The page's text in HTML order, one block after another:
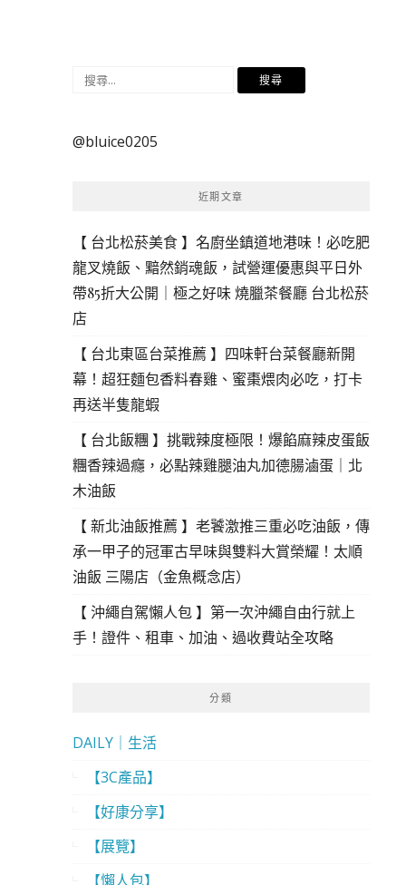
搜
鍵
@bluice0205
近期文章
【 台北松菸美食 】名廚坐鎮道地港味！必吃肥
龍叉燒飯、黯然銷魂飯，試營運優惠與平日外
帶85折大公開｜極之好味 燒臘茶餐廳 台北松菸
店
【 台北東區台菜推薦 】四味軒台菜餐廳新開
幕！超狂麵包香料春雞、蜜棗煨肉必吃，打卡
再送半隻龍蝦
【 台北飯糰 】挑戰辣度極限！爆餡麻辣皮蛋飯
糰香辣過癮，必點辣雞腿油丸加德腸滷蛋｜北
木油飯
【 新北油飯推薦 】老饕激推三重必吃油飯，傳
承一甲子的冠軍古早味與雙料大賞榮耀！太順
油飯 三陽店（金魚概念店）
【 沖繩自駕懶人包 】第一次沖繩自由行就上
手！證件、租車、加油、過收費站全攻略
分類
DAILY｜生活
【3C產品】
【好康分享】
【展覽】
【懶人包】